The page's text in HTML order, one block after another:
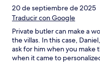
20 de septiembre de 2025
Traducir con Google
Private butler can make a
the villas. In this case,
ask for him when you
when it came to